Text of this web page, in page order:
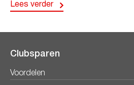
Lees verder
Clubsparen
Voordelen